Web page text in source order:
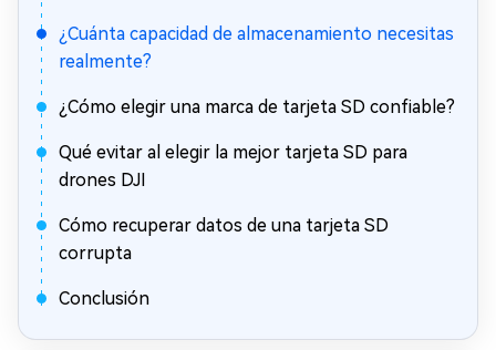
¿Cuánta capacidad de almacenamiento necesitas
realmente?
¿Cómo elegir una marca de tarjeta SD confiable?
Qué evitar al elegir la mejor tarjeta SD para
drones DJI
Cómo recuperar datos de una tarjeta SD
corrupta
Conclusión